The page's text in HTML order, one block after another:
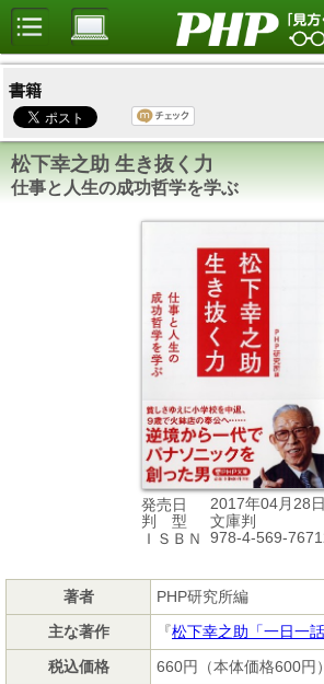
書籍
松下幸之助 生き抜く力
仕事と人生の成功哲学を学ぶ
発売日
2017年04月28日
判 型
文庫判
ＩＳＢＮ
978-4-569-
著者
PHP研究所編
主な著作
『松下幸之助「一日一話
税込価格
660円（本体価格600円）